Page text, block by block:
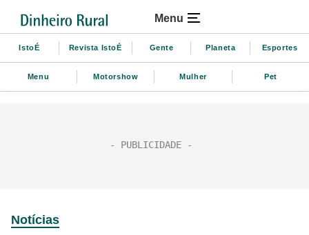
Menu
IstoÉ Revista IstoÉ Gente Planeta Esportes
Menu Motorshow Mulher Pet
Notícias